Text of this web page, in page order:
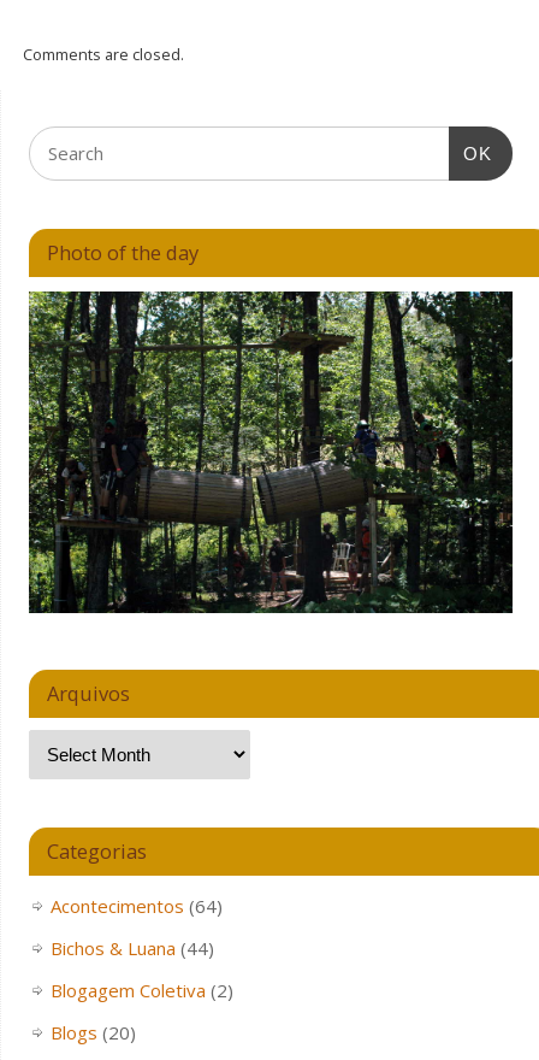
Comments are closed.
OK
Photo of the day
Arquivos
Categorias
Acontecimentos (64)
Bichos & Luana (44)
Blogagem Coletiva (2)
Blogs (20)